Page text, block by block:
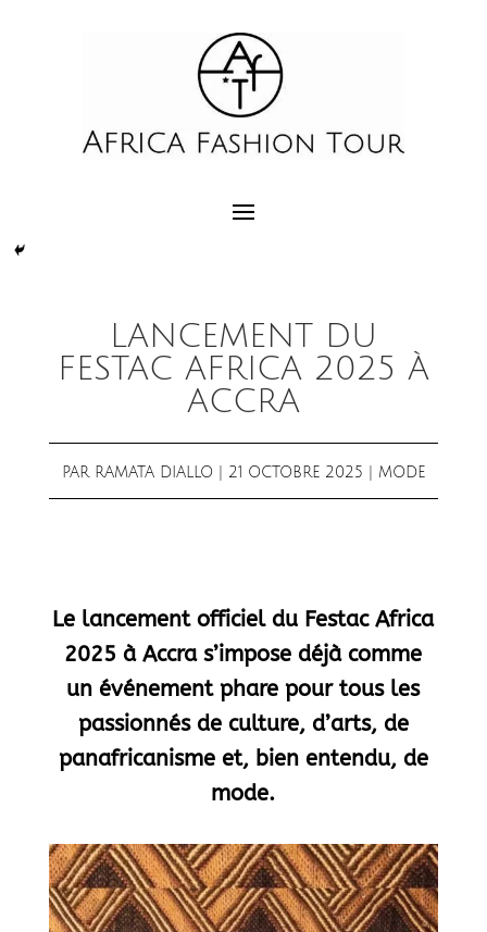
LANCEMENT DU
FESTAC AFRICA 2025 À
ACCRA
PAR RAMATA DIALLO 21 OCTOBRE 2025 MODE
Le lancement officiel du Festac Africa
2025 à Accra s’impose déjà comme
un événement phare pour tous les
passionnés de culture, d’arts, de
panafricanisme et, bien entendu, de
mode.